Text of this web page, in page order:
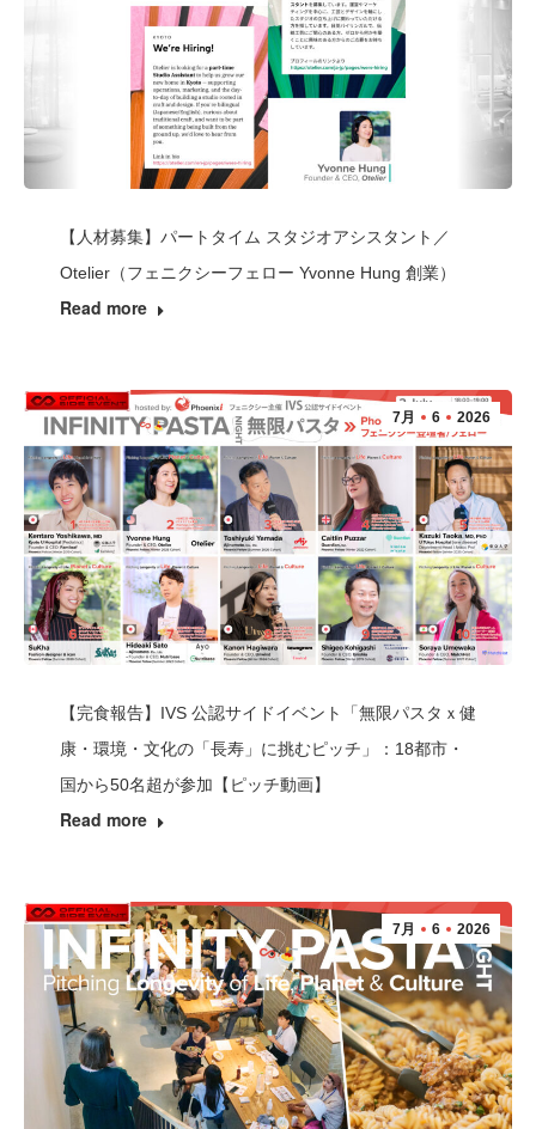
【人材募集】パートタイム スタジオアシスタント／
Otelier（フェニクシーフェロー Yvonne Hung 創業）
Read more
7月 6 2026
【完食報告】IVS 公認サイドイベント「無限パスタｘ健
康・環境・文化の「長寿」に挑むピッチ」：18都市・
国から50名超が参加【ピッチ動画】
Read more
7月 6 2026